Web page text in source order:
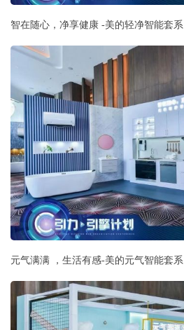
智在随心，净享健康 -美的轻净智能套系
元气满满 ，生活有感-美的元气智能套系